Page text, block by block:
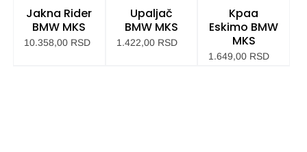
Jakna Rider
BMW MKS
10.358,00 RSD
Upaljač
BMW MKS
1.422,00 RSD
Kpaa
Eskimo BMW
MKS
1.649,00 RSD